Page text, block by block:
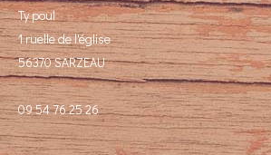
Ty poul
1 ruelle de l'église
56370 SARZEAU
09 54 76 25 26